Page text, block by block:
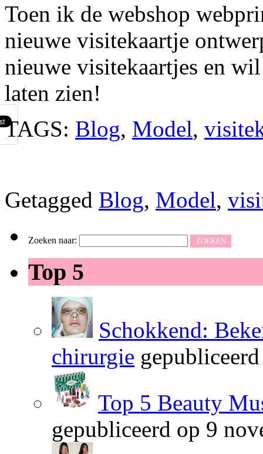
Toen ik de webshop
nieuwe visitekaartje
nieuwe visitekaartjes en
laten zien!
TAGS: Blog, Model,
Getagged Blog, Model,
Zoeken naar:
Top 5
Schokkend:
chirurgie
Top 5 Beauty
gepubliceerd op 9